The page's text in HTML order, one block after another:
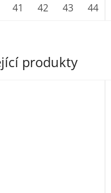
produkty
41 42 43 44